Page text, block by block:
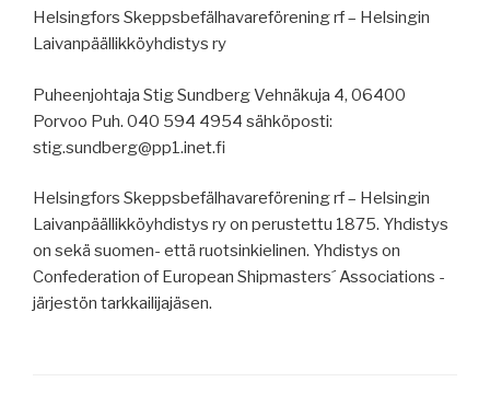
Helsingfors Skeppsbefälhavareförening rf – Helsingin
Laivanpäällikköyhdistys ry
Puheenjohtaja Stig Sundberg Vehnäkuja 4, 06400
Porvoo Puh. 040 594 4954 sähköposti:
stig.sundberg@pp1.inet.fi
Helsingfors Skeppsbefälhavareförening rf – Helsingin
Laivanpäällikköyhdistys ry on perustettu 1875. Yhdistys
on sekä suomen- että ruotsinkielinen. Yhdistys on
Confederation of European Shipmasters´ Associations -
järjestön tarkkailijajäsen.